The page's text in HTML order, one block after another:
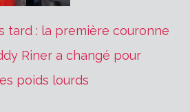
tard : la première couronne
Riner a changé pour
poids lourds